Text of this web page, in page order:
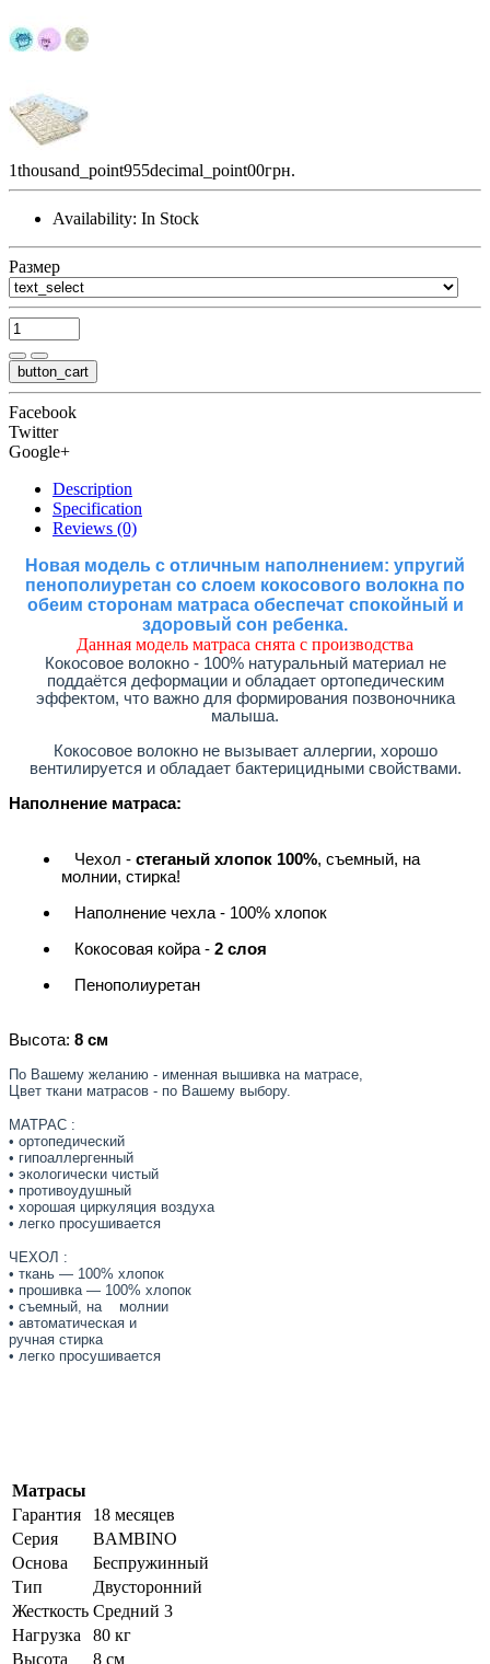
1thousand_point955decimal_point00грн.
Availability: In Stock
Размер
button_cart
Facebook
Twitter
Google+
Description
Specification
Reviews (0)
Новая модель с отличным наполнением: упругий
пенополиуретан со слоем кокосового волокна по
обеим сторонам матраса обеспечат спокойный и
здоровый сон ребенка.
Данная модель матраса снята с производства
Кокосовое волокно - 100% натуральный материал не
поддаётся деформации и обладает ортопедическим
эффектом, что важно для формирования позвоночника
малыша.
Кокосовое волокно не вызывает аллергии, хорошо
вентилируется и обладает бактерицидными свойствами.
Наполнение матраса:
Чехол - стеганый хлопок 100%, съемный, на
молнии, стирка!
Наполнение чехла - 100% хлопок
Кокосовая койра - 2 слоя
Пенополиуретан
Высота: 8 см
По Вашему желанию - именная вышивка на матрасе,
Цвет ткани матрасов - по Вашему выбору.
МАТРАС :
• ортопедический
• гипоаллергенный
• экологически чистый
• противоудушный
• хорошая циркуляция воздуха
• легко просушивается
ЧЕХОЛ :
• ткань — 100% хлопок
• прошивка — 100% хлопок
• съемный, на молнии
• автоматическая и
ручная стирка
• легко просушивается
Матрасы
Гарантия
18 месяцев
Серия
BAMBINO
Основа
Беспружинный
Тип
Двусторонний
Жесткость Средний 3
Нагрузка
80 кг
Высота
8 см